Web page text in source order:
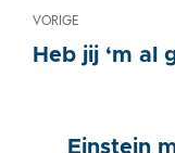
VORIGE
Heb jij ‘m al
Einstein